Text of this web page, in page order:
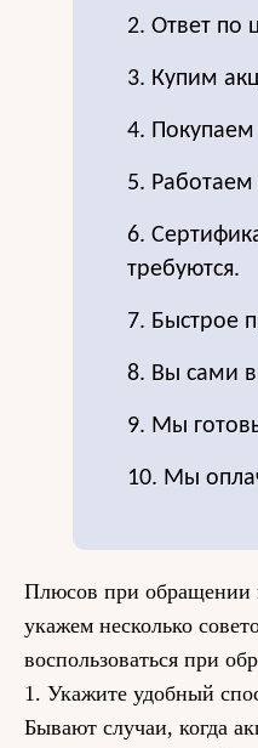
2. Ответ по
3. Купим
4.
5.
6.
требуются.
7. Быстрое
8. Вы сами
9. Мы
10. Мы
Плюсов при обращении
укажем несколько
воспользоваться при
1. Укажите удобный
Бывают случаи, когда